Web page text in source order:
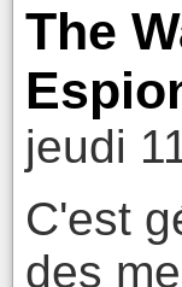
The
jeudi
C'est
des